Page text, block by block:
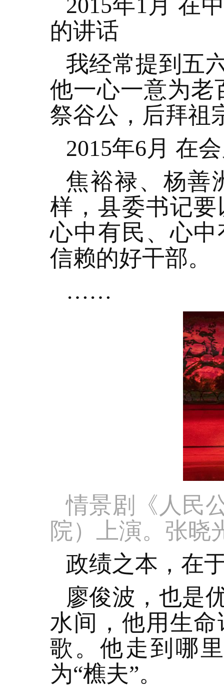
2015年1月 在
的讲话
我经常提到五
他一心一意为老
祭谷公，后拜祖
2015年6月 在
焦裕禄、杨善
样，县委书记
心中有民、心
信赖的好干部。
……
情景剧《人民
院）上演。张晓
政绩之本，在
廖俊波，也是
水间，他用生
歌。他走到哪
为“樵夫”。